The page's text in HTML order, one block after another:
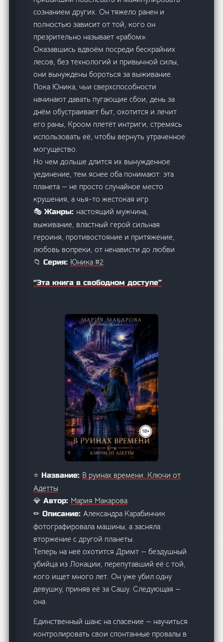
сознанием других. Он тяжело ранен и
полностью зависит от той, кого он
презрительно называет «рабом».
Оказавшись вдвоём посреди бескрайних
лесов, без технологий и привычной силы,
они вынуждены бороться за выживание.
Пока Юника, чьи сверхспособности
начинают давать пугающие сбои, день за
днём обустраивает быт, охотится и лечит
его раны, Кроом плетёт интриги, стремясь
использовать её, чтобы вернуть утраченное
могущество.
Но чем дольше длится их вынужденное
уединение, тем яснее оба понимают: эта
планета — не просто случайное место
крушения, а чья-то жестокая игр
🎭 Жанры:настоящий мужчина,
выживание, властный герой сильная
героиня, противостояние и притяжение,
любовь вопреки, от ненависти до любви
📁 Серия: Юника #2
“Эта книга в свободном доступе”
⭐ Название: В руинах времени. Ключи от
Адетты
💎 Автор: Мария Макарова
✏ Описание:Александра Карабинчик
фотографировала машины, а засняла
вторжение с другой планеты.
Теперь на неё охотится Дримт — бездушный
убийца из Локации, перепутавший её с той,
кого ищет много лет. Он уже убил одну
девушку, приняв её за Сашу. Следующая —
она.
Единственный шанс на спасение — научиться
контролировать свои спонтанные провалы в